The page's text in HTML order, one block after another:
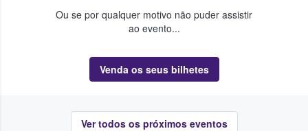
Ou se por qualquer motivo não puder assistir
ao evento...
Venda os seus bilhetes
Ver todos os próximos eventos